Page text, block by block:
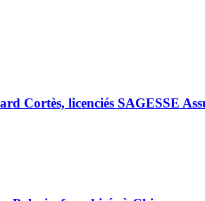
Cortès, licenciés SAGESSE